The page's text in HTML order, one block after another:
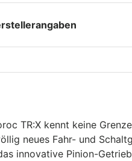
TR:X kennt keine
neues Fahr- und
innovative Pinion-